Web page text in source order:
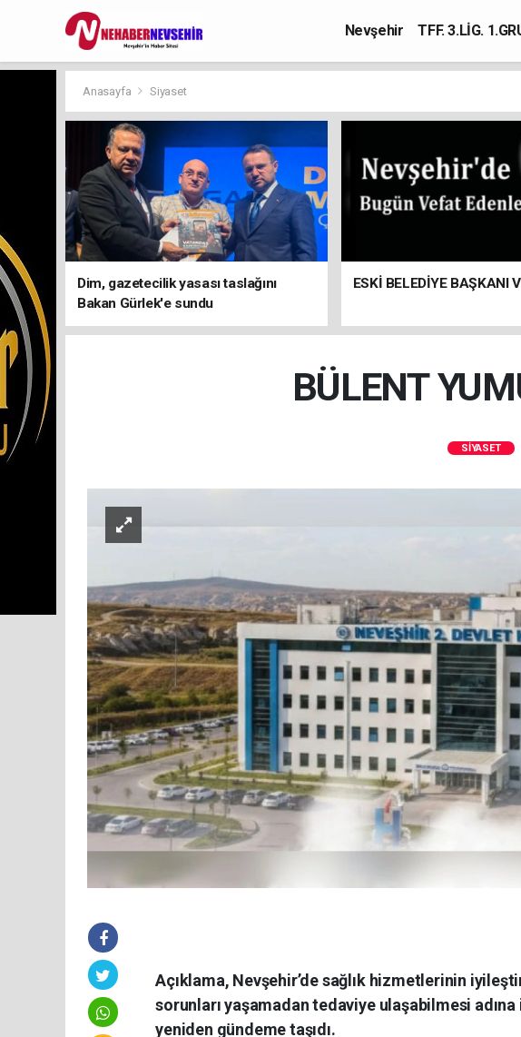
Nevşehir TFF. 3.LİG.
Anasayfa Siyaset
Dim, gazetecilik yasası taslağını
Bakan Gürlek'e sundu
ESKİ BELEDİYE BAŞKANI
BÜLENT
SIYASET
Açıklama, Nevşehir’de sağlık hizmetlerinin
sorunları yaşamadan tedaviye ulaşabilmesi
yeniden gündeme taşıdı.